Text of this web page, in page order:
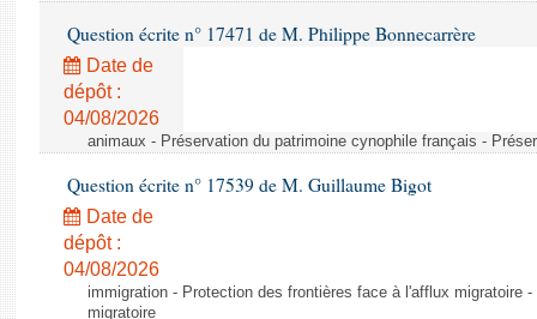
Question écrite n° 17471 de M. Philippe Bonnecarrère
Date de
dépôt :
04/08/2026
animaux - Préservation du patrimoine cynophile français -
Question écrite n° 17539 de M. Guillaume Bigot
Date de
dépôt :
04/08/2026
immigration - Protection des frontières face à l'afflux migratoire
migratoire